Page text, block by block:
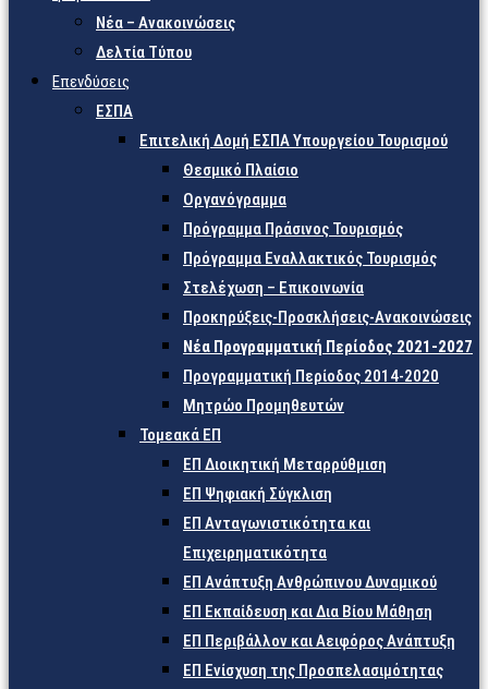
Νέα – Ανακοινώσεις
Δελτία Τύπου
Επενδύσεις
ΕΣΠΑ
Επιτελική Δομή ΕΣΠΑ Υπουργείου Τουρισμού
Θεσμικό Πλαίσιο
Οργανόγραμμα
Πρόγραμμα Πράσινος Τουρισμός
Πρόγραμμα Εναλλακτικός Τουρισμός
Στελέχωση – Επικοινωνία
Προκηρύξεις-Προσκλήσεις-Ανακοινώσεις
Νέα Προγραμματική Περίοδος 2021-2027
Προγραμματική Περίοδος 2014-2020
Μητρώο Προμηθευτών
Τομεακά ΕΠ
ΕΠ Διοικητική Μεταρρύθμιση
ΕΠ Ψηφιακή Σύγκλιση
ΕΠ Ανταγωνιστικότητα και
Επιχειρηματικότητα
ΕΠ Ανάπτυξη Ανθρώπινου Δυναμικού
ΕΠ Εκπαίδευση και Δια Βίου Μάθηση
ΕΠ Περιβάλλον και Αειφόρος Ανάπτυξη
ΕΠ Ενίσχυση της Προσπελασιμότητας